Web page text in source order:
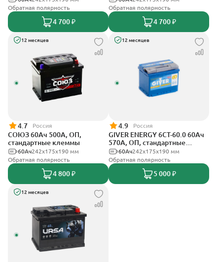
Обратная полярность
4 700 ₽
Обратная полярность
4 700 ₽
12 месяцев
4.7 Россия
СОЮЗ 60Ач 500А, ОП,
стандартные клеммы
242x175x190 мм
60Ач
Обратная полярность
4 800 ₽
12 месяцев
4.9 Россия
GIVER ENERGY 6СТ-60.0 60Ач
570А, ОП, стандартные
клеммы242х175х190 мм
60Ач
Обратная полярность
5 000 ₽
12 месяцев